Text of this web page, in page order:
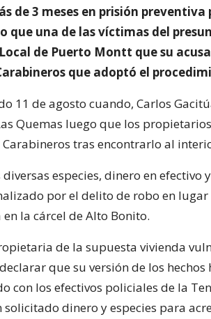
de 3 meses en prisión
que una de las víctimas del
de Puerto Montt que su
que adoptó el
11 de agosto cuando, Carlos
Quemas luego que los
tras encontrarlo al
especies, dinero en efectivo
por el delito de robo en
la cárcel de Alto Bonito.
de la supuesta vivienda
que su versión de los hechos
con los efectivos policiales de la
dinero y especies para